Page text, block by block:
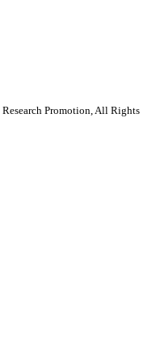
Promotion, All Rights